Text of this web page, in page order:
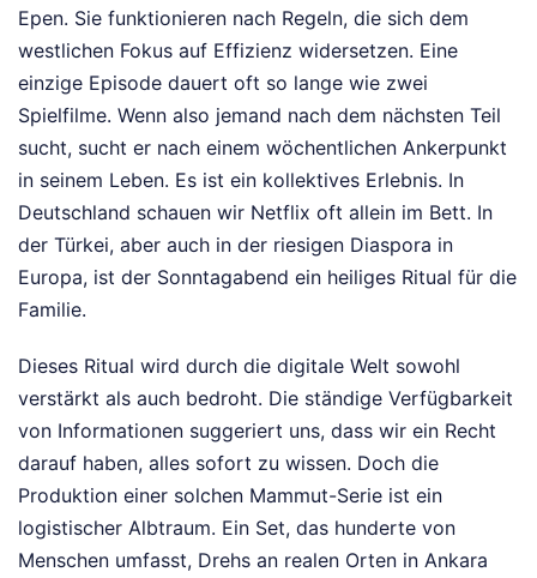
Epen. Sie funktionieren nach Regeln, die sich dem
westlichen Fokus auf Effizienz widersetzen. Eine
einzige Episode dauert oft so lange wie zwei
Spielfilme. Wenn also jemand nach dem nächsten Teil
sucht, sucht er nach einem wöchentlichen Ankerpunkt
in seinem Leben. Es ist ein kollektives Erlebnis. In
Deutschland schauen wir Netflix oft allein im Bett. In
der Türkei, aber auch in der riesigen Diaspora in
Europa, ist der Sonntagabend ein heiliges Ritual für die
Familie.
Dieses Ritual wird durch die digitale Welt sowohl
verstärkt als auch bedroht. Die ständige Verfügbarkeit
von Informationen suggeriert uns, dass wir ein Recht
darauf haben, alles sofort zu wissen. Doch die
Produktion einer solchen Mammut-Serie ist ein
logistischer Albtraum. Ein Set, das hunderte von
Menschen umfasst, Drehs an realen Orten in Ankara